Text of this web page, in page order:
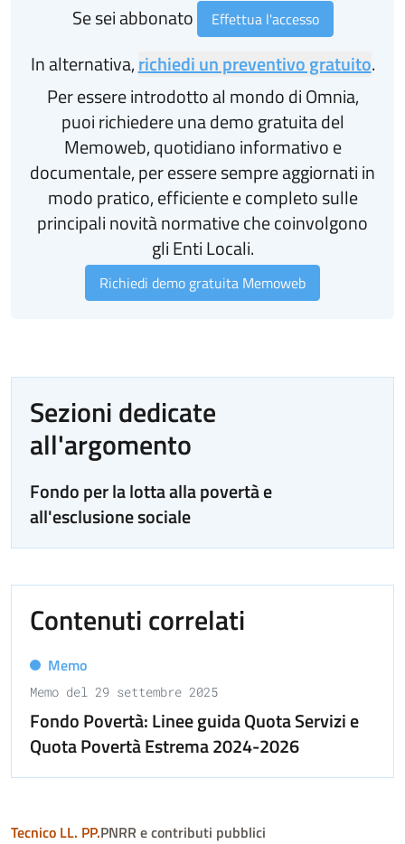
Se sei abbonato Effettua l'accesso
In alternativa,richiedi un preventivo gratuito.
Per essere introdotto al mondo di Omnia,
puoi richiedere una demo gratuita del
Memoweb, quotidiano informativo e
documentale, per essere sempre aggiornati in
modo pratico, efficiente e completo sulle
principali novità normative che coinvolgono
gli Enti Locali.
Richiedi demo gratuita Memoweb
Sezioni dedicate
all'argomento
Fondo per la lotta alla povertà e
all'esclusione sociale
Contenuti correlati
Memo
Memo del 29 settembre 2025
Fondo Povertà: Linee guida Quota Servizi e
Quota Povertà Estrema 2024-2026
Tecnico LL. PP.PNRR e contributi pubblici